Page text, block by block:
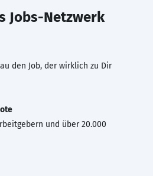
Jobs-Netzwerk
den Job, der wirklich zu Dir
und über 20.000